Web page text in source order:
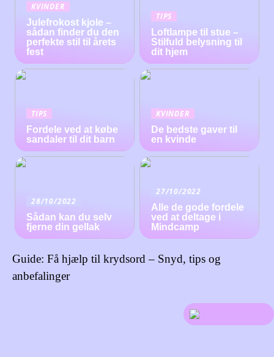
KVINDER
Julefrokost kjole –
sådan finder du den
perfekte stil til årets
fest
TIPS
Loftlampe til stue –
Stilfuld belysning til
dit hjem
TIPS
Fordele ved at købe
sandaler til dit barn
KVINDER
De bedste gaver til
en kvinde
28/10/2022
Sådan kan du selv
fjerne din gellak
27/10/2022
Alle de gode fordele
ved at deltage i
Mindcamp
Guide: Få hjælp til krydsord – Snyd, tips og
anbefalinger